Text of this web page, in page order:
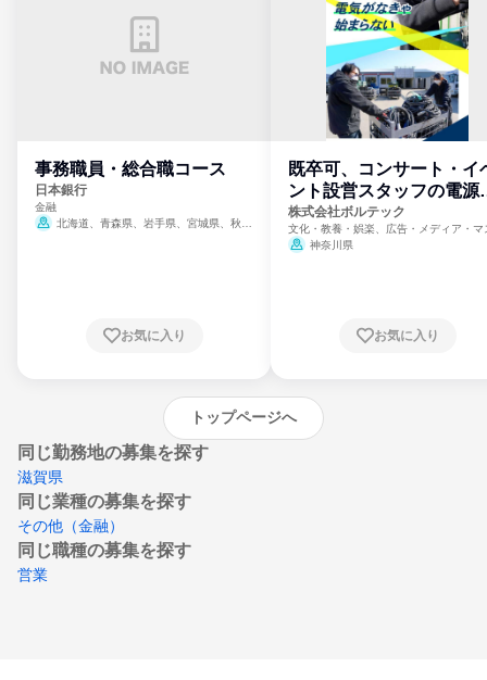
事務職員・総合職コース
日本銀行
金融
北海道、青森県、岩手県、宮城県、秋田
崎県、熊本県、大分県、宮崎県、鹿児島県、
お気に入り
既卒可、コンサート・イ
ント設営スタッフの電源
門
株式会社ボルテック
文化・教養・娯楽、広告・メディア・マ
ミ、電力・ガス・水道・エネルギー
神奈川県
お気に入り
トップページへ
同じ勤務地の募集を探す
滋賀県
同じ業種の募集を探す
その他（金融）
同じ職種の募集を探す
営業